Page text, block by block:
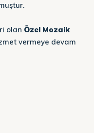
olan Özel Mozaik
vermeye devam